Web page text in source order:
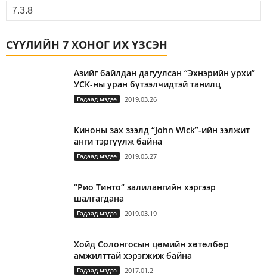
СҮҮЛИЙН 7 ХОНОГ ИХ ҮЗСЭН
Азийг байлдан дагуулсан “Эхнэрийн урхи”
УСК-ны уран бүтээлчидтэй танилц
Гадаад мэдээ 2019.03.26
Киноны зах зээлд “John Wick”-ийн ээлжит
анги тэргүүлж байна
Гадаад мэдээ 2019.05.27
“Рио Тинто“ залилангийн хэргээр
шалгагдана
Гадаад мэдээ 2019.03.19
Хойд Солонгосын цөмийн хөтөлбөр
амжилттай хэрэгжиж байна
Гадаад мэдээ 2017.01.2